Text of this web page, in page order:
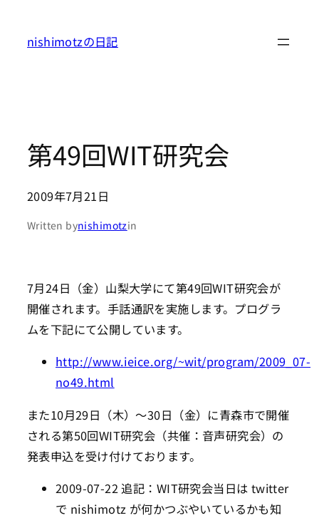
nishimotzの日記
第49回WIT研究会
2009年7月21日
Written bynishimotzin
7月24日（金）山梨大学にて第49回WIT研究会が
開催されます。手話通訳を実施します。プログラ
ムを下記にて公開しています。
http://www.ieice.org/~wit/program/2009_07-
no49.html
また10月29日（木）～30日（金）に青森市で開催
される第50回WIT研究会（共催：音声研究会）の
発表申込を受け付けております。
2009-07-22 追記：WIT研究会当日は twitter
で nishimotz が何かつぶやいているかも知